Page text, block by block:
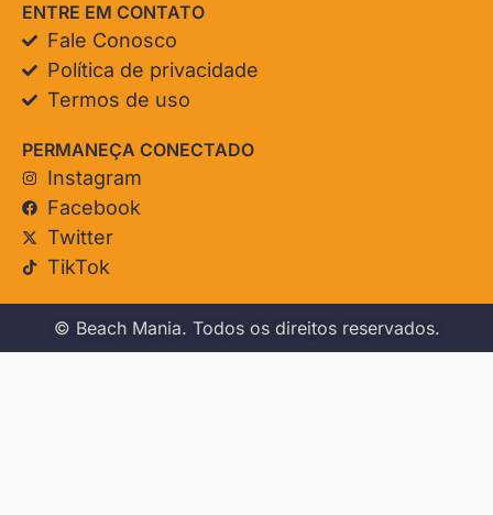
ENTRE EM CONTATO
Fale Conosco
Política de privacidade
Termos de uso
PERMANEÇA CONECTADO
Instagram
Facebook
Twitter
TikTok
© Beach Mania. Todos os direitos reservados.